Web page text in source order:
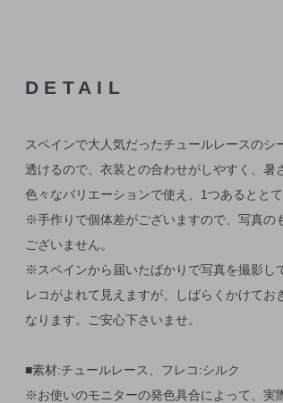
DETAIL
スペインで大人気だったチュールレースの
透けるので、衣装との合わせがしやすく、暑
色々なバリエーションで使え、1つあるとと
※手作りで個体差がございますので、写真の
ございません。
※スペインから届いたばかりで写真を撮影し
レコがよれて見えますが、しばらくかけてお
なります。ご安心下さいませ。
■素材:チュールレース、フレコ:シルク
※お使いのモニターの発色具合によって、実